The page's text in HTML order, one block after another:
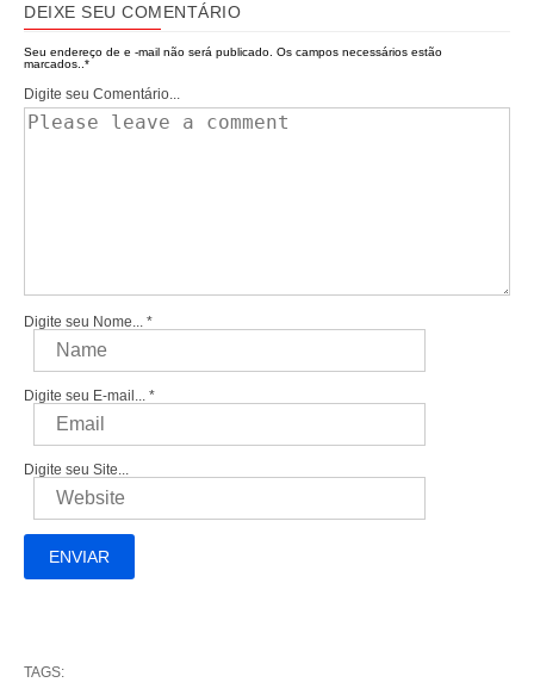
DEIXE SEU COMENTÁRIO
Seu endereço de e -mail não será publicado. Os campos necessários estão
marcados.. *
Digite seu Comentário...
Digite seu Nome... *
Digite seu E-mail... *
Digite seu Site...
TAGS: